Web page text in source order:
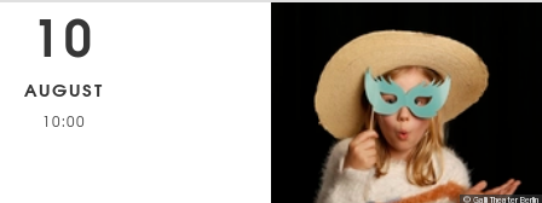
10
AUGUST
10:00
© Galli Theater Berlin